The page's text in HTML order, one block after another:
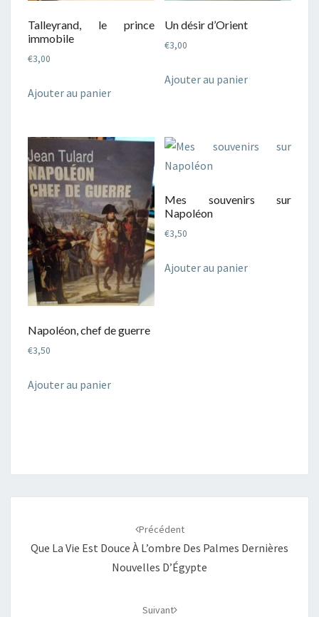
Talleyrand, le prince
immobile
€3,00
Ajouter au panier
Un désir d’Orient
€3,00
Ajouter au panier
Napoléon, chef de guerre
€3,50
Ajouter au panier
Mes souvenirs sur
Napoléon
€3,50
Ajouter au panier
Précédent
Que La Vie Est Douce À L’ombre Des Palmes Dernières
Nouvelles D’Égypte
Suivant